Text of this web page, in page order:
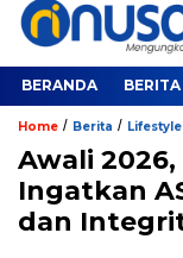
BERANDA BERITA
Home / Berita / Lifestyle
Awali
Ingatkan
dan